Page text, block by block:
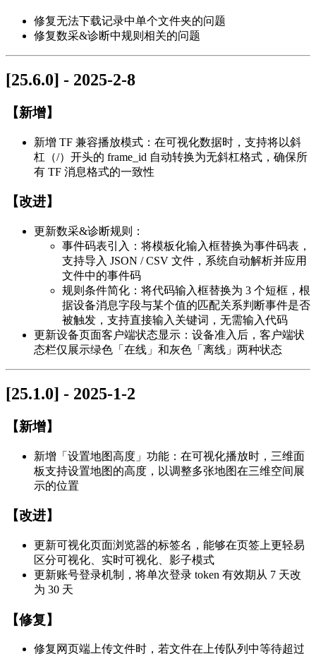
修复无法下载记录中单个文件夹的问题
修复数采&诊断中规则相关的问题
[25.6.0] - 2025-2-8
【新增】
新增 TF 兼容播放模式：在可视化数据时，支持将以斜
杠（/）开头的 frame_id 自动转换为无斜杠格式，确保所
有 TF 消息格式的一致性
【改进】
更新数采&诊断规则：
事件码表引入：将模板化输入框替换为事件码表，
支持导入 JSON / CSV 文件，系统自动解析并应用
文件中的事件码
规则条件简化：将代码输入框替换为 3 个短框，根
据设备消息字段与某个值的匹配关系判断事件是否
被触发，支持直接输入关键词，无需输入代码
更新设备页面客户端状态显示：设备准入后，客户端状
态栏仅展示绿色「在线」和灰色「离线」两种状态
[25.1.0] - 2025-1-2
【新增】
新增「设置地图高度」功能：在可视化播放时，三维面
板支持设置地图的高度，以调整多张地图在三维空间展
示的位置
【改进】
更新可视化页面浏览器的标签名，能够在页签上更轻易
区分可视化、实时可视化、影子模式
更新账号登录机制，将单次登录 token 有效期从 7 天改
为 30 天
【修复】
修复网页端上传文件时，若文件在上传队列中等待超过